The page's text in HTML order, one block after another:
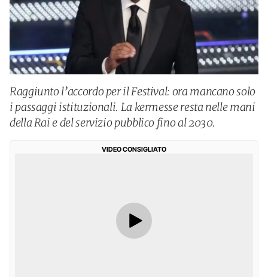
Raggiunto l’accordo per il Festival: ora mancano solo
i passaggi istituzionali. La kermesse resta nelle mani
della Rai e del servizio pubblico fino al 2030.
VIDEO CONSIGLIATO